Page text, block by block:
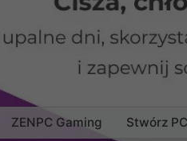
ZENPC Gaming Stwórz PC